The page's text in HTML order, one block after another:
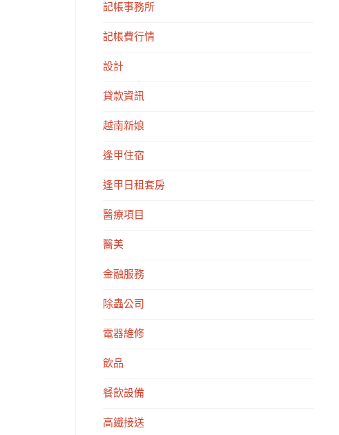
記帳事務所
記帳費行情
設計
貸款資訊
越南新娘
逢甲住宿
逢甲日租套房
醫療項目
醫美
金融服務
除蟲公司
電器維修
飲品
餐飲設備
高鐵接送